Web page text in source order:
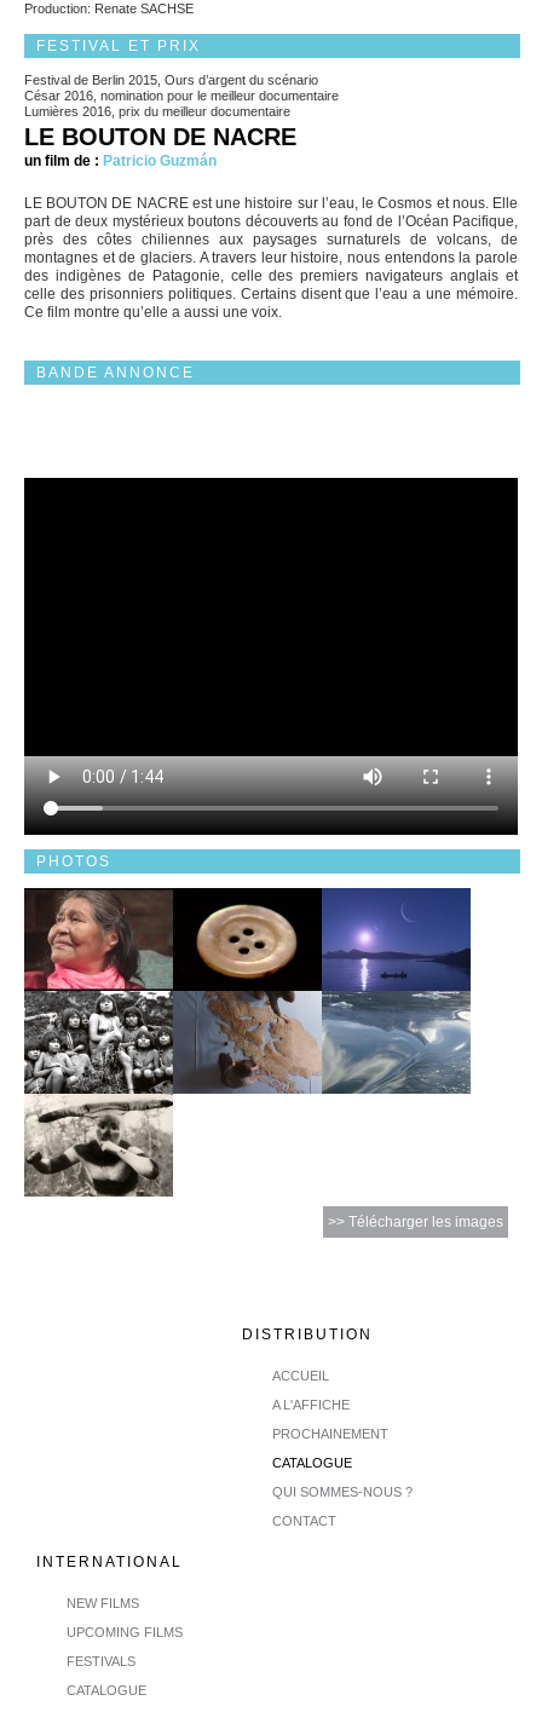
Production: Renate SACHSE
FESTIVAL ET PRIX
Festival de Berlin 2015, Ours d’argent du scénario
César 2016, nomination pour le meilleur documentaire
Lumières 2016, prix du meilleur documentaire
LE BOUTON DE NACRE
un film de : Patricio Guzmán
LE BOUTON DE NACRE est une histoire sur l’eau, le Cosmos et nous. Elle
part de deux mystérieux boutons découverts au fond de l’Océan Pacifique,
près des côtes chiliennes aux paysages surnaturels de volcans, de
montagnes et de glaciers. A travers leur histoire, nous entendons la parole
des indigènes de Patagonie, celle des premiers navigateurs anglais et
celle des prisonniers politiques. Certains disent que l’eau a une mémoire.
Ce film montre qu’elle a aussi une voix.
BANDE ANNONCE
PHOTOS
>> Télécharger les images
DISTRIBUTION
ACCUEIL
A L'AFFICHE
PROCHAINEMENT
CATALOGUE
QUI SOMMES-NOUS ?
CONTACT
INTERNATIONAL
NEW FILMS
UPCOMING FILMS
FESTIVALS
CATALOGUE